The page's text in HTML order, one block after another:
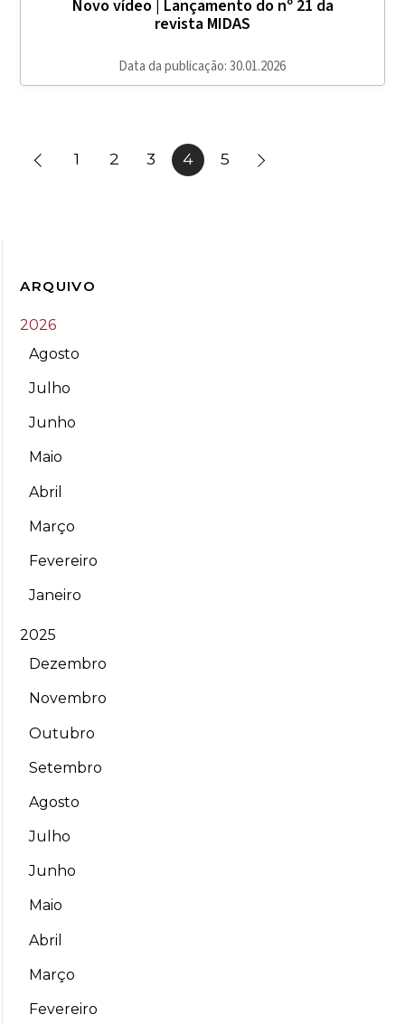
Novo vídeo | Lançamento do nº 21 da
revista MIDAS
Data da publicação: 30.01.2026
1 2 3 4 5
ARQUIVO
2026
Agosto
Julho
Junho
Maio
Abril
Março
Fevereiro
Janeiro
2025
Dezembro
Novembro
Outubro
Setembro
Agosto
Julho
Junho
Maio
Abril
Março
Fevereiro